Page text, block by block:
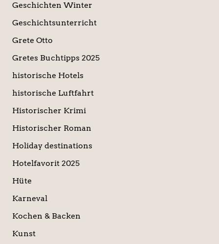
Geschichten Winter
Geschichtsunterricht
Grete Otto
Gretes Buchtipps 2025
historische Hotels
historische Luftfahrt
Historischer Krimi
Historischer Roman
Holiday destinations
Hotelfavorit 2025
Hüte
Karneval
Kochen & Backen
Kunst